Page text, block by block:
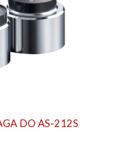
DO AS-212S